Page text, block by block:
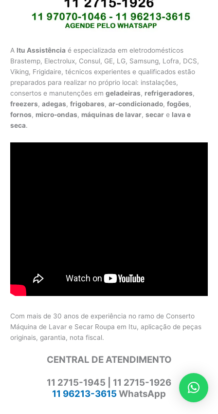
A Itu Assistência é especializada em eletrodomésticos
Brastemp, Electrolux, Consul, GE, LG, Samsung, Lofra, DCS,
Viking, Frigidaire, técnicos experientes e qualificados estão
preparados para realizar no próprio local: instalações,
consertos e manutenções emgeladeiras, refrigeradores,
freezers,adegas,frigobares,ar-condicionado,fogões,
fornos, micro-ondas, máquinas de lavar,secar e lava e
seca.
Com mais de 30 anos de experiência no ramo de Conserto
Máquina de Lavar e Secar Roupa em Itu, aplicação de peças
originais, garantia, nota fiscal.
CENTRAL DE ATENDIMENTO
11 2715-1945 | 11 2715-1926
11 96213-3615 WhatsApp